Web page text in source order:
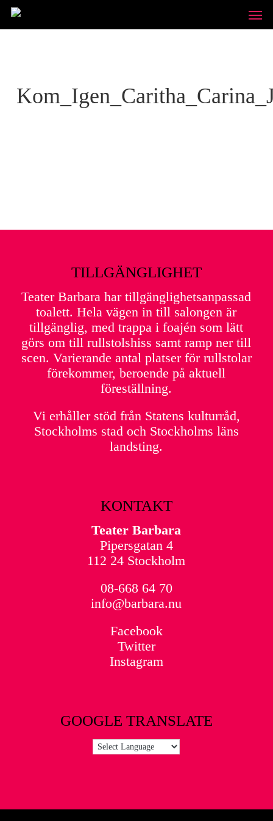
Skip
TILLGÄNGLIGHET
Teater Barbara har tillgänglighetsanpassad
toalett. Hela vägen in till salongen är
tillgänglig, med trappa i foajén som lätt
görs om till rullstolshiss samt ramp ner till
scen. Varierande antal platser för rullstolar
förekommer, beroende på aktuell
föreställning.
Vi erhåller stöd från Statens kulturråd,
Stockholms stad och Stockholms läns
landsting.
KONTAKT
Teater Barbara
Pipersgatan 4
112 24 Stockholm
08-668 64 70
info@barbara.nu
Facebook
Twitter
Instagram
GOOGLE TRANSLATE